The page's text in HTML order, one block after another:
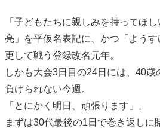
「子どもたちに親しみを持ってほ
亮」を平仮名表記に、かつ「よう
更して戦う登録改名元年。
しかも大会3日目の24日には、40歳
負けられない今週。
「とにかく明日、頑張ります」。
まずは30代最後の1日で巻き返しに